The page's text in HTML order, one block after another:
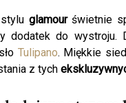
glamourświetnie
dodatek do wystroju.
Tulipano. Miękkie
z tych